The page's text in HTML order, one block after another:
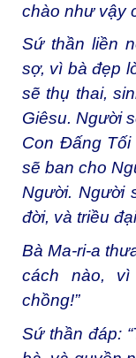
chào như vậy
Sứ thần liền
sợ, vì bà đẹp
sẽ thụ thai,
Giêsu. Người
Con Đấng
sẽ ban cho
Người. Người
đời, và triều
Bà Ma-ri-a
cách nào,
chồng!”
Sứ thần đáp: